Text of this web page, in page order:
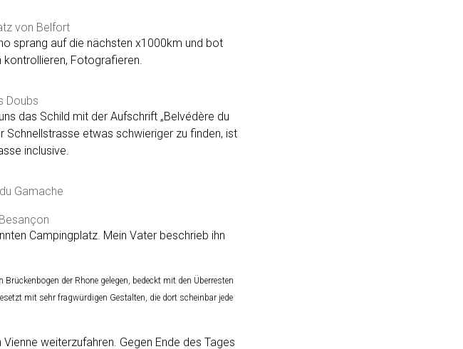
von Belfort
sprang auf die nächsten x1000km und bot
kontrollieren, Fotografieren.
Doubs
das Schild mit der Aufschrift „Belvédère du
Schnellstrasse etwas schwieriger zu finden, ist
inclusive.
Gamache
Campingplatz. Mein Vater beschrieb ihn
der Rhone gelegen, bedeckt mit den Überresten
mit sehr fragwürdigen Gestalten, die dort scheinbar jede
weiterzufahren. Gegen Ende des Tages